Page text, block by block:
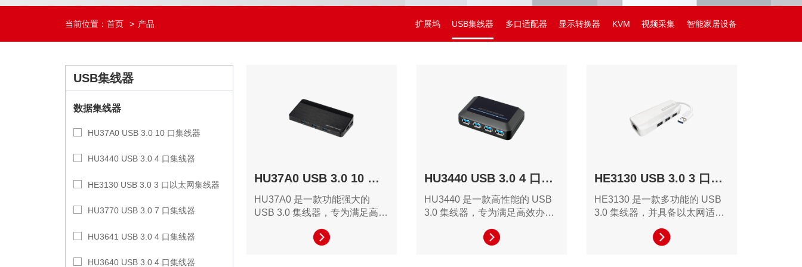
当前位置：首页 产品 扩展坞 USB集线器 多口适配器 显示转换器 KVM 视频采集 智能家居设备
USB集线器
数据集线器
HU37A0 USB 3.0 10 口集线器
HU3440 USB 3.0 4 口集线器
HE3130 USB 3.0 3 口以太网集线器
HU3770 USB 3.0 7 口集线器
HU3641 USB 3.0 4 口集线器
HU3640 USB 3.0 4 口集线器
HU37A0 USB 3.0 10 口集线器
HU37A0 是一款功能强大的
USB 3.0 集线器，专为满足高效
计。其并配备丰富的接口，并支
HU3440 USB 3.0 4 口集线器
HU3440 是一款高性能的 USB
3.0 集线器，专为满足高效办公
并配备丰富的接口，为用户提供
HE3130 USB 3.0 3 口以太网集线器
HE3130 是一款多功能的 USB
3.0 集线器，并具备以太网适配
扩展的用户。无论是日常办公还